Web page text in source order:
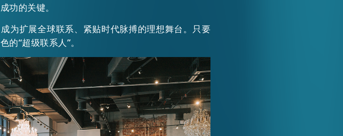
WHATSAPP
EMAIL
功的关键。
为扩展全球联系、紧贴时代脉搏的理想舞台。只要
“超级联系人”。